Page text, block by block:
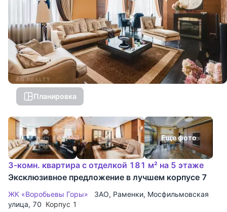
Планировка
Еще фото
3-комн. квартира с отделкой 181 м² на 5 этаже
Эксклюзивное предложение в лучшем корпусе 7
ЖК «Воробьевы Горы» ЗАО, Раменки, Мосфильмовская
улица, 70 Корпус 1